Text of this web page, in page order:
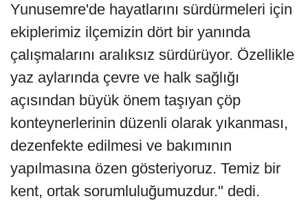
Yunusemre'de hayatlarını sürdürmeleri için
ekiplerimiz ilçemizin dört bir yanında
çalışmalarını aralıksız sürdürüyor. Özellikle
yaz aylarında çevre ve halk sağlığı
açısından büyük önem taşıyan çöp
konteynerlerinin düzenli olarak yıkanması,
dezenfekte edilmesi ve bakımının
yapılmasına özen gösteriyoruz. Temiz bir
kent, ortak sorumluluğumuzdur." dedi.